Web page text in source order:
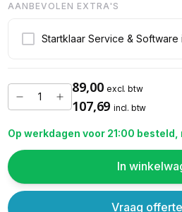
AANBEVOLEN EXTRA'S
Startklaar Service & Software
89,00 excl. btw
107,69 incl. btw
Op werkdagen voor 21:00 besteld,
In
Vraag